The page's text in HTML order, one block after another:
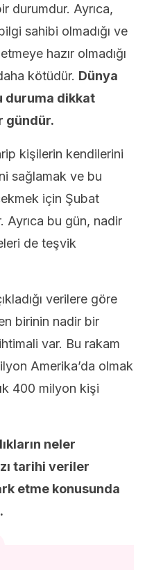
durumdur. Ayrıca,
sahibi olmadığı ve
hazır olmadığı
kötüdür. Dünya
duruma dikkat
gündür.
kişilerin kendilerini
sağlamak ve bu
için Şubat
Ayrıca bu gün, nadir
de teşvik
verilere göre
birinin nadir bir
var. Bu rakam
Amerika’da olmak
400 milyon kişi
neler
tarihi veriler
etme konusunda